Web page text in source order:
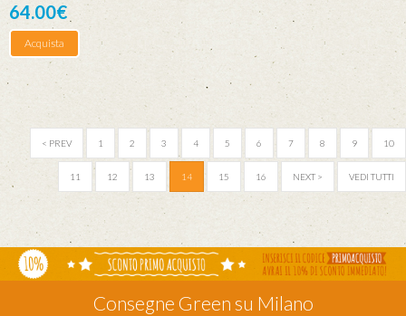
64.00€
Acquista
< PREV 1 2 3 4 5 6 7 8 9 10
11 12 13 14 15 16 NEXT > VEDI TUTTI
Consegne Green su Milano